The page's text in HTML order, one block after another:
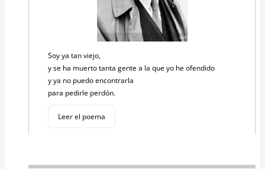
Soy ya tan viejo,
y se ha muerto tanta gente a la que yo he ofendido
y ya no puedo encontrarla
para pedirle perdón.
Leer el poema